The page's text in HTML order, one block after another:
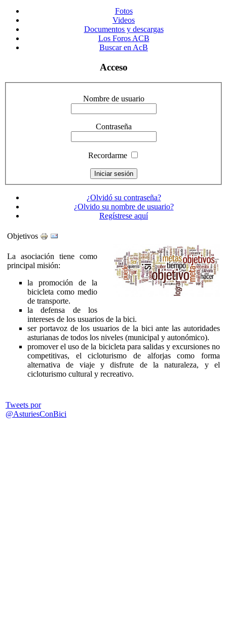
Fotos
Videos
Documentos y descargas
Los Foros ACB
Buscar en AcB
Acceso
Nombre de usuario
Contraseña
Recordarme
¿Olvidó su contraseña?
¿Olvido su nombre de usuario?
Regístrese aquí
Objetivos
La asociación tiene como
principal misión:
la promoción de la
bicicleta como medio
de transporte.
la defensa de los
intereses de los usuarios de la bici.
ser portavoz de los usuarios de la bici ante las autoridades
asturianas de todos los niveles (municipal y autonómico).
promover el uso de la bicicleta para salidas y excursiones no
competitivas, el cicloturismo de alforjas como forma
alternativa de viaje y disfrute de la naturaleza, y el
cicloturismo cultural y recreativo.
Tweets por
@AsturiesConBici